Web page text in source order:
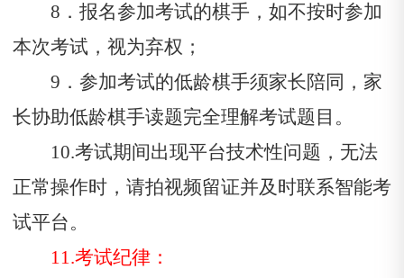
8．报名参加考试的棋手，如不按时参加
本次考试，视为弃权；
9．参加考试的低龄棋手须家长陪同，家
长协助低龄棋手读题完全理解考试题目。
10.考试期间出现平台技术性问题，无法
正常操作时，请拍视频留证并及时联系智能考
试平台。
11.考试纪律：